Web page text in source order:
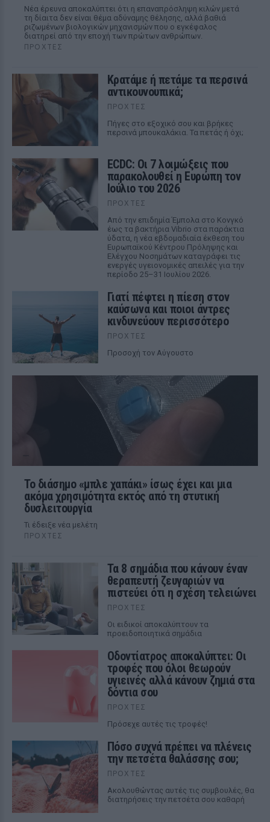
Νέα έρευνα αποκαλύπτει ότι η επαναπρόσληψη κιλών μετά
τη δίαιτα δεν είναι θέμα αδύναμης θέλησης, αλλά βαθιά
ριζωμένων βιολογικών μηχανισμών που ο εγκέφαλος
διατηρεί από την εποχή των πρώτων ανθρώπων.
ΠΡΟΧΤΈΣ
Κρατάμε ή πετάμε τα περσινά
αντικουνουπικά;
ΠΡΟΧΤΈΣ
Πήγες στο εξοχικό σου και βρήκες
περσινά μπουκαλάκια. Τα πετάς ή όχι;
ECDC: Οι 7 λοιμώξεις που
παρακολουθεί η Ευρώπη τον
Ιούλιο του 2026
ΠΡΟΧΤΈΣ
Από την επιδημία Έμπολα στο Κονγκό
έως τα βακτήρια Vibrio στα παράκτια
ύδατα, η νέα εβδομαδιαία έκθεση του
Ευρωπαϊκού Κέντρου Πρόληψης και
Ελέγχου Νοσημάτων καταγράφει τις
ενεργές υγειονομικές απειλές για την
περίοδο 25–31 Ιουλίου 2026.
Γιατί πέφτει η πίεση στον
καύσωνα και ποιοι άντρες
κινδυνεύουν περισσότερο
ΠΡΟΧΤΈΣ
Προσοχή τον Αύγουστο
Το διάσημο «μπλε χαπάκι» ίσως έχει και μια
ακόμα χρησιμότητα εκτός από τη στυτική
δυσλειτουργία
Τι έδειξε νέα μελέτη
ΠΡΟΧΤΈΣ
Τα 8 σημάδια που κάνουν έναν
θεραπευτή ζευγαριών να
πιστεύει ότι η σχέση τελειώνει
ΠΡΟΧΤΈΣ
Οι ειδικοί αποκαλύπτουν τα
προειδοποιητικά σημάδια
Οδοντίατρος αποκαλύπτει: Οι
τροφές που όλοι θεωρούν
υγιεινές αλλά κάνουν ζημιά στα
δόντια σου
ΠΡΟΧΤΈΣ
Πρόσεχε αυτές τις τροφές!
Πόσο συχνά πρέπει να πλένεις
την πετσέτα θαλάσσης σου;
ΠΡΟΧΤΈΣ
Ακολουθώντας αυτές τις συμβουλές, θα
διατηρήσεις την πετσέτα σου καθαρή